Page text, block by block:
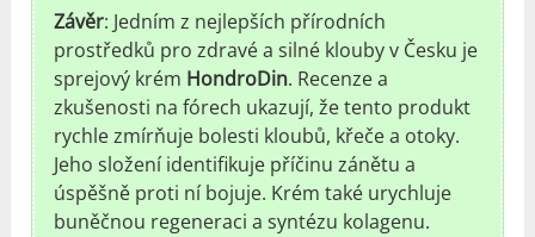
Závěr: Jedním z nejlepších přírodních
prostředků pro zdravé a silné klouby v Česku je
sprejový krém HondroDin. Recenze a
zkušenosti na fórech ukazují, že tento produkt
rychle zmírňuje bolesti kloubů, křeče a otoky.
Jeho složení identifikuje příčinu zánětu a
úspěšně proti ní bojuje. Krém také urychluje
buněčnou regeneraci a syntézu kolagenu.